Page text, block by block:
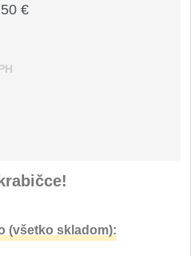
€
(všetko skladom):